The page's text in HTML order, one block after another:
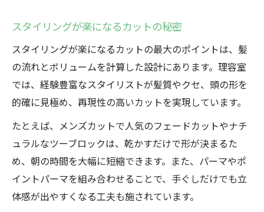
スタイリングが楽になるカットの秘密
スタイリングが楽になるカットの最大のポイントは、髪
の流れとボリュームを計算した設計にあります。理容室
では、経験豊富なスタイリストが髪質やクセ、頭の形を
的確に見極め、再現性の高いカットを実現しています。
たとえば、メンズカットで人気のフェードカットやナチ
ュラルなツーブロックは、乾かすだけで形が決まるた
め、朝の時間を大幅に短縮できます。また、パーマやポ
イントパーマを組み合わせることで、手ぐしだけでも立
体感が出やすくなる工夫も施されています。